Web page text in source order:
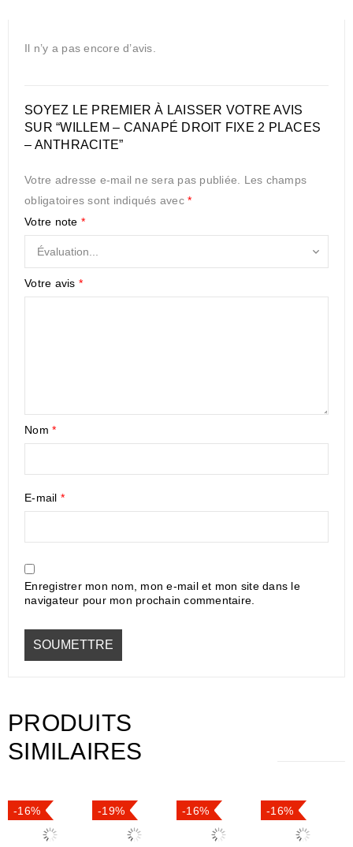
Il n’y a pas encore d’avis.
SOYEZ LE PREMIER À LAISSER VOTRE AVIS
SUR “WILLEM – CANAPÉ DROIT FIXE 2 PLACES
– ANTHRACITE”
Votre adresse e-mail ne sera pas publiée.
Les champs
obligatoires sont indiqués avec *
Votre note *
Votre avis *
Nom *
E-mail *
Enregistrer mon nom, mon e-mail et mon site dans le
navigateur pour mon prochain commentaire.
PRODUITS
SIMILAIRES
-16% -19% -16% -16%